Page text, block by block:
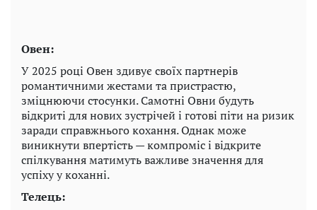
Овен:
У 2025 році Овен здивує своїх партнерів
романтичними жестами та пристрастю,
зміцнюючи стосунки. Самотні Овни будуть
відкриті для нових зустрічей і готові піти на ризик
заради справжнього кохання. Однак може
виникнути впертість — компроміс і відкрите
спілкування матимуть важливе значення для
успіху у коханні.
Телець: